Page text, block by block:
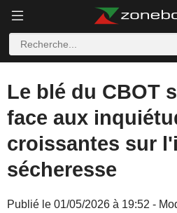
Le blé du CBOT
face aux
croissantes sur
sécheresse
Publié le 01/05/2026 à 19:52 -